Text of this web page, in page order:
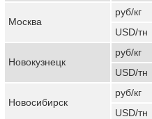
Москва
руб/кг
USD/тн
Новокузнецк
руб/кг
USD/тн
Новосибирск
руб/кг
USD/тн